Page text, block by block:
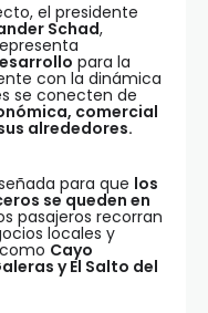
el presidente
Schad,
para la
con la dinámica
se conecten de
comercial
alrededores.
para que los
se queden en
pasajeros recorran
locales y
Cayo
y El Salto del